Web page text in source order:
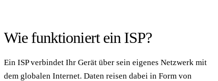
Wie funktioniert ein ISP?
Ein ISP verbindet Ihr Gerät über sein eigenes Netzwerk mit
dem globalen Internet. Daten reisen dabei in Form von